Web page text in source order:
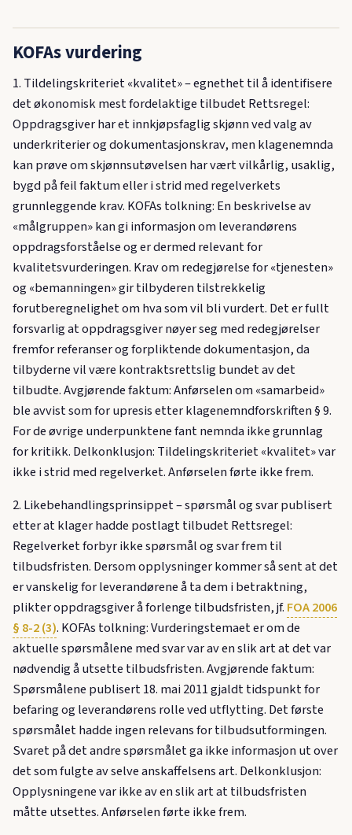
KOFAs vurdering
1. Tildelingskriteriet «kvalitet» – egnethet til å identifisere
det økonomisk mest fordelaktige tilbudet Rettsregel:
Oppdragsgiver har et innkjøpsfaglig skjønn ved valg av
underkriterier og dokumentasjonskrav, men klagenemnda
kan prøve om skjønnsutøvelsen har vært vilkårlig, usaklig,
bygd på feil faktum eller i strid med regelverkets
grunnleggende krav. KOFAs tolkning: En beskrivelse av
«målgruppen» kan gi informasjon om leverandørens
oppdragsforståelse og er dermed relevant for
kvalitetsvurderingen. Krav om redegjørelse for «tjenesten»
og «bemanningen» gir tilbyderen tilstrekkelig
forutberegnelighet om hva som vil bli vurdert. Det er fullt
forsvarlig at oppdragsgiver nøyer seg med redegjørelser
fremfor referanser og forpliktende dokumentasjon, da
tilbyderne vil være kontraktsrettslig bundet av det
tilbudte. Avgjørende faktum: Anførselen om «samarbeid»
ble avvist som for upresis etter klagenemndforskriften § 9.
For de øvrige underpunktene fant nemnda ikke grunnlag
for kritikk. Delkonklusjon: Tildelingskriteriet «kvalitet» var
ikke i strid med regelverket. Anførselen førte ikke frem.
2. Likebehandlingsprinsippet – spørsmål og svar publisert
etter at klager hadde postlagt tilbudet Rettsregel:
Regelverket forbyr ikke spørsmål og svar frem til
tilbudsfristen. Dersom opplysninger kommer så sent at det
er vanskelig for leverandørene å ta dem i betraktning,
plikter oppdragsgiver å forlenge tilbudsfristen, jf. FOA 2006
§ 8-2 (3). KOFAs tolkning: Vurderingstemaet er om de
aktuelle spørsmålene med svar var av en slik art at det var
nødvendig å utsette tilbudsfristen. Avgjørende faktum:
Spørsmålene publisert 18. mai 2011 gjaldt tidspunkt for
befaring og leverandørens rolle ved utflytting. Det første
spørsmålet hadde ingen relevans for tilbudsutformingen.
Svaret på det andre spørsmålet ga ikke informasjon ut over
det som fulgte av selve anskaffelsens art. Delkonklusjon:
Opplysningene var ikke av en slik art at tilbudsfristen
måtte utsettes. Anførselen førte ikke frem.